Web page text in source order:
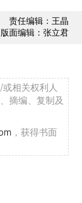
责任编辑：王晶
版面编辑：张立君
相关权利人
摘编、复制及
，获得书面